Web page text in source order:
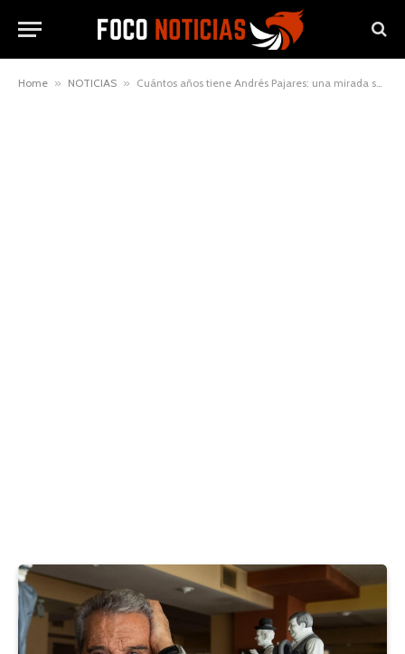
Home » NOTICIAS » Cuántos años tiene Andrés Pajares: una mirada sencilla a su vida y carrera